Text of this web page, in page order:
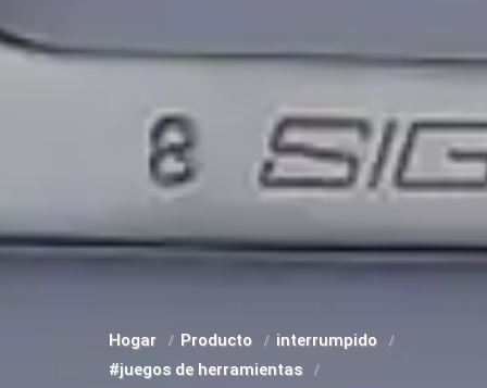
Hogar Producto
interrumpido
#juegos de herramientas